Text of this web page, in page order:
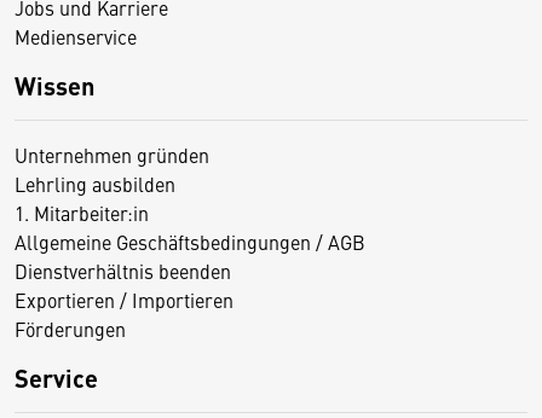
Jobs und Karriere
Medienservice
Wissen
Unternehmen gründen
Lehrling ausbilden
1. Mitarbeiter:in
Allgemeine Geschäftsbedingungen / AGB
Dienstverhältnis beenden
Exportieren / Importieren
Förderungen
Service